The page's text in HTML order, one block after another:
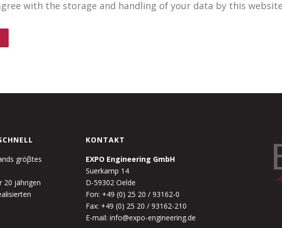
with the storage and handling of your data by this
gröβtes
20 jährigen
KONTAKT
EXPO Engineering GmbH
Suerkamp 14
D-59302 Oelde
Fon: +49 (0) 25 20 / 93162-0
Fax: +49 (0) 25 20 / 93162-210
E-mail: info@expo-engineering.de